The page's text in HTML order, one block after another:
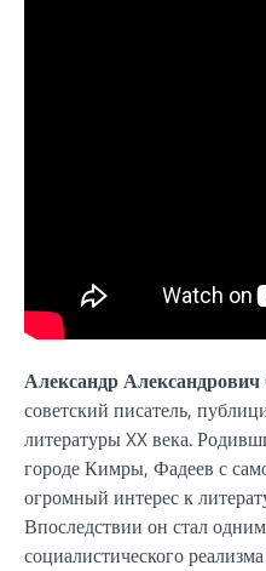
Александр Александрович
советский писатель,
литературы XX века.
городе Кимры, Фадеев с
огромный интерес к
Впоследствии он стал
социалистического